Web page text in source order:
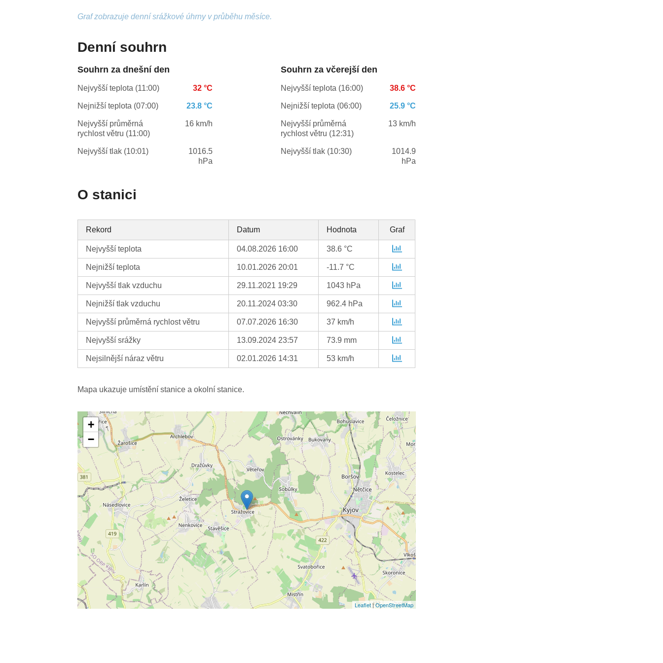
Graf zobrazuje denní srážkové úhrny v průběhu měsíce.
Denní souhrn
Souhrn za dnešní den
Nejvyšší teplota (11:00) 32 °C
Nejnižší teplota (07:00) 23.8 °C
Nejvyšší průměrná
rychlost větru (11:00)
16 km/h
Nejvyšší tlak (10:01)
1016.5
hPa
Souhrn za včerejší den
Nejvyšší teplota (16:00) 38.6 °C
Nejnižší teplota (06:00) 25.9 °C
Nejvyšší průměrná
rychlost větru (12:31)
13 km/h
Nejvyšší tlak (10:30)
1014.9
hPa
O stanici
Rekord Datum Hodnota Graf
Nejvyšší teplota 04.08.2026 16:00 38.6 °C
Nejnižší teplota 10.01.2026 20:01 -11.7 °C
Nejvyšší tlak vzduchu 29.11.2021 19:29 1043 hPa
Nejnižší tlak vzduchu 20.11.2024 03:30 962.4 hPa
Nejvyšší průměrná rychlost větru 07.07.2026 16:30 37 km/h
Nejvyšší srážky 13.09.2024 23:57 73.9 mm
Nejsilnější náraz větru 02.01.2026 14:31 53 km/h
Mapa ukazuje umístění stanice a okolní stanice.
+
−
Leaflet|OpenStreetMap